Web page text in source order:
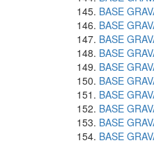
BASE
BASE
BASE
BASE
BASE
BASE
BASE
BASE
BASE
BASE